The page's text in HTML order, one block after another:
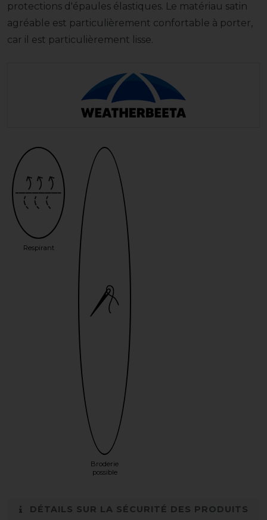
protections d'épaules élastiques. Le matériau satin
agréable est particulièrement confortable à porter,
car il est particulièrement lisse.
Respirant
Broderie
possible
DÉTAILS SUR LA SÉCURITÉ DES PRODUITS